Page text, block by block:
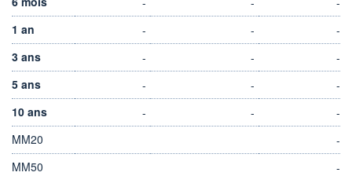
1 an
- -
-
3 ans
- -
-
5 ans
- -
-
10 ans
- -
-
MM20
-
MM50
-